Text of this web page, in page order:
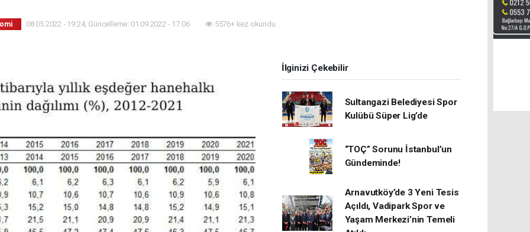
08.05.2022 - 19:24, Güncelleme: 01.09.2022 - 17:06 5576+ kez okundu.
İlginizi Çekebilir
Sultangazi Belediyesi Spor
Kulübü Süper Lig’de
“TOÇ” Sorunu İstanbul’un
Gündeminde!
Arnavutköy’de 3 Yeni Tesis
Açıldı, Vadipark Spor ve
Yaşam Merkezi’nin Temeli